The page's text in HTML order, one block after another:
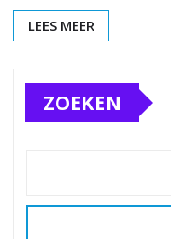
LEES MEER
ZOEKEN